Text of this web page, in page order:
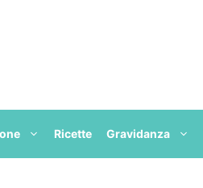
Ricette Gravidanza